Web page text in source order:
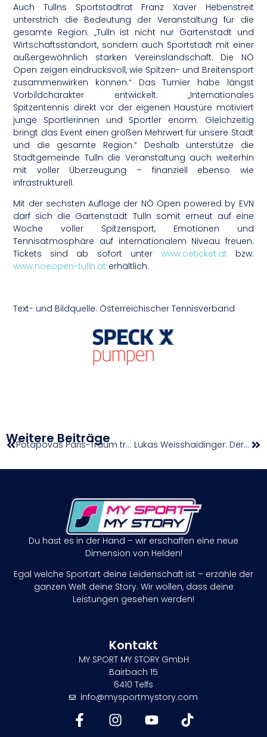
Auch Tullns Sportstadtrat Franz Xaver Hebenstreit
unterstrich die Bedeutung der Veranstaltung für die
gesamte Region: „Tulln ist nicht nur Gartenstadt und
Wirtschaftsstandort, sondern auch Sportstadt mit einer
außergewöhnlich starken Vereinslandschaft. Die NÖ
Open zeigen eindrucksvoll, wie Spitzen- und Breitensport
zusammenwirken können.“ Das Turnier habe längst
Vorbildcharakter entwickelt: „Internationales
Spitzentennis direkt vor der eigenen Haustüre motiviert
junge Sportlerinnen und Sportler enorm. Gleichzeitig
bringt das Event einen großen Mehrwert für unsere Stadt
und die gesamte Region.“ Deshalb unterstütze die
Stadtgemeinde Tulln die Veranstaltung auch weiterhin
mit voller Überzeugung – finanziell ebenso wie
infrastrukturell.
Mit der sechsten Auflage der NÖ Open powered by EVN
darf sich die Gartenstadt Tulln somit erneut auf eine
Woche voller Spitzensport, Emotionen und
Tennisatmosphäre auf internationalem Niveau freuen.
Tickets sind ab sofort unter www.oeticket.at bzw.
www.noeopen-tulln.at erhältlich.
Text- und Bildquelle: Österreichischer Tennisverband
Weitere Beiträge Potapovas Paris-Traum trotz großem Kampf zu Ende | French Open Lukas Weisshaidinger: Der Gedanke an eine zweite Olympia-Medaille treibt mich an!
Du hast es in der Hand – wir erschaffen eine neue
Dimension von Helden!
Egal welche Sportart deine Leidenschaft ist – erzähle der
ganzen Welt deine Story. Wir wollen, dass deine
Leistungen gesehen werden!
Kontakt
MY SPORT MY STORY GmbH
Bairbach 15
6410 Telfs
info@mysportmystory.com